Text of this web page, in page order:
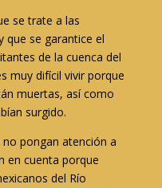
se trate a las
que se garantice el
de la cuenca del
muy difícil vivir porque
muertas, así como
surgido.
pongan atención a
en cuenta porque
del Río